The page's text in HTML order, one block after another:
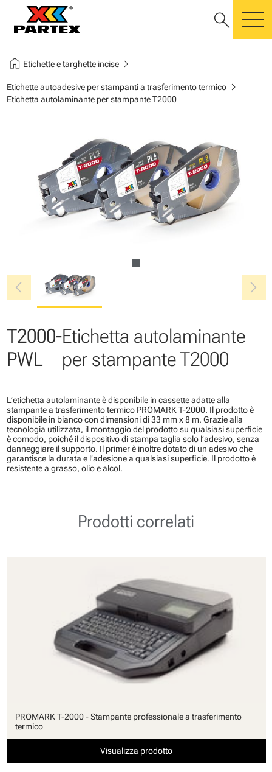
search
home Etichette e targhette incisechevron_right
Etichette autoadesive per stampanti a trasferimento termicochevron_right
Etichetta autolaminante per stampante T2000
chevron_left chevron_right
T2000-
PWL
Etichetta autolaminante
per stampante T2000
L’etichetta autolaminante è disponibile in cassette adatte alla
stampante a trasferimento termico PROMARK T-2000. Il prodotto è
disponibile in bianco con dimensioni di 33 mm x 8 m. Grazie alla
tecnologia utilizzata, il montaggio del prodotto su qualsiasi superficie
è comodo, poiché il dispositivo di stampa taglia solo l’adesivo, senza
danneggiare il supporto. Il primer è inoltre dotato di un adesivo che
garantisce la durata e l’adesione a qualsiasi superficie. Il prodotto è
resistente a grasso, olio e alcol.
Prodotti correlati
PROMARK T-2000 - Stampante professionale a trasferimento
termico
Visualizza prodotto